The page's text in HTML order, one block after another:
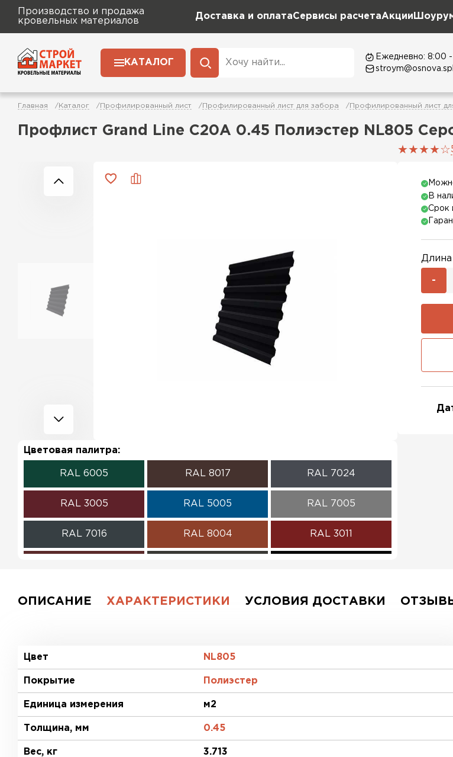
Производство и продажа
кровельных материалов
Доставка и оплатаСервисы расчетаАкции
КАТАЛОГ
Ежедневно: 8:00 -
Главная Каталог Профилированный лист Профилированный лист для забора Профилированный лист
Профлист Grand Line C20A 0.45 Полиэстер NL805
Цветовая палитра:
RAL 6005 RAL 8017 RAL 7024
RAL 3005 RAL 5005 RAL 7005
RAL 7016 RAL 8004 RAL 3011
RAL 5021 RAL 2004 RAL 5002
RAL 7004
RAL 1015 RAL 6019
RAL 9006 RR 32 RR 11
RR 23
В
Срок
Длина
-
ОПИСАНИЕ ХАРАКТЕРИСТИКИ УСЛОВИЯ ДОСТАВКИ
Цвет NL805
Покрытие Полиэстер
Единица измерения м2
Толщина, мм 0.45
Вес, кг 3.713